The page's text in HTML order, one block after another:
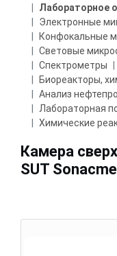
Лабораторное
Электронные
Конфокальные
Световые
Спектрометры
Биореакторы,
Анализ
Лабораторная
Химические
Камера сверхнизкой температуры
SUT Sonacme